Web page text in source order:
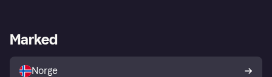
Utforsk butikker
Merchant portal
Marked
Norge